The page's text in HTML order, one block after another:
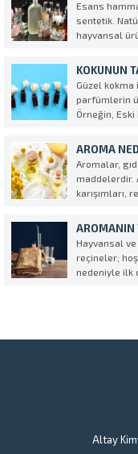
Esans
sentetik.
hayvansal
reaksiyonlar
KOKUNUN
Güzel
parfümlerin
Örneğin, Eski
söylenir.
yağlarla
döneminde
AROMA
Aromalar,
maddelerdir.
karışımları,
özelliği
•...
AROMANIN
Hayvansal
reçineler;
nedeniyle ilk
Altay